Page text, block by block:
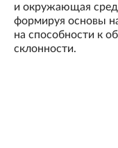
и окружающая
формируя основы
на способности к
склонности.